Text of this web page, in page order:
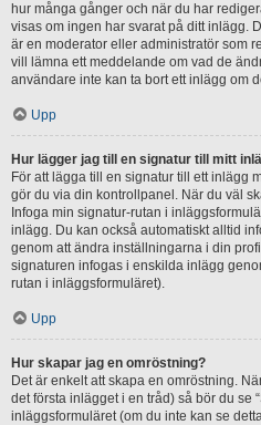
hur många gånger och när du har
visas om ingen har svarat på ditt inlägg.
är en moderator eller administratör som
vill lämna ett meddelande om vad de
användare inte kan ta bort ett inlägg om
Upp
Hur lägger jag till en signatur till mitt
För att lägga till en signatur till ett inlägg
gör du via din kontrollpanel. När du väl
Infoga min signatur-rutan i
inlägg. Du kan också automatiskt alltid
genom att ändra inställningarna i din
signaturen infogas i enskilda inlägg
rutan i inläggsformuläret).
Upp
Hur skapar jag en omröstning?
Det är enkelt att skapa en omröstning.
det första inlägget i en tråd) så bör du se
inläggsformuläret (om du inte kan se